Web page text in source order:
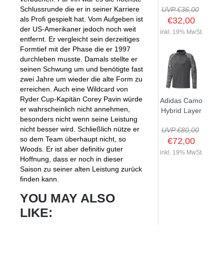
Schlussrunde die er in seiner Karriere
als Profi gespielt hat. Vom Aufgeben ist
der US-Amerikaner jedoch noch weit
entfernt. Er vergleicht sein derzeitiges
Formtief mit der Phase die er 1997
durchleben musste. Damals stellte er
seinen Schwung um und benötigte fast
zwei Jahre um wieder die alte Form zu
erreichen. Auch eine Wildcard von
Ryder Cup-Kapitän Corey Pavin würde
er wahrscheinlich nicht annehmen,
besonders nicht wenn seine Leistung
nicht besser wird. Schließlich nütze er
so dem Team überhaupt nicht, so
Woods. Er ist aber definitiv guter
Hoffnung, dass er noch in dieser
Saison zu seiner alten Leistung zurück
finden kann.
YOU MAY ALSO
LIKE:
UVP €36,00
€32,00
inkl. 19% MwSt.
Adidas Camo
Hybrid Layer
UVP €80,00
€72,00
inkl. 19% MwSt.